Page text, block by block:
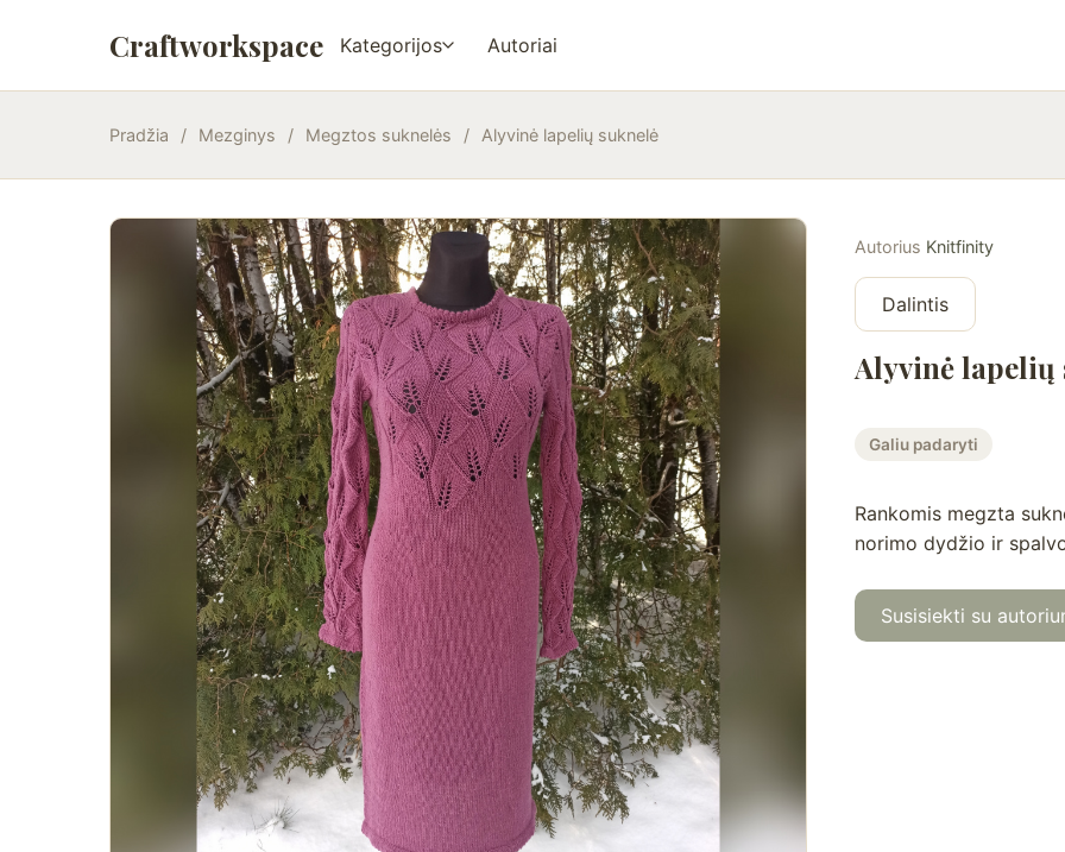
Craftworkspace Kategorijos Autoriai
Pradžia / Mezginys / Megztos suknelės / Alyvinė lapelių suknelė
Autorius Knitfinity
Dalintis
Alyvinė lapelių
Galiu padaryti
Rankomis megzta
norimo dydžio ir
Susisiekti su